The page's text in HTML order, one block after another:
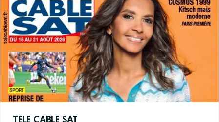
TELE CABLE SAT